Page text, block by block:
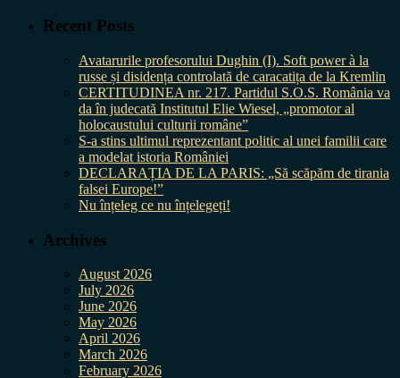
Recent Posts
Avatarurile profesorului Dughin (I). Soft power à la
russe și disidența controlată de caracatița de la Kremlin
CERTITUDINEA nr. 217. Partidul S.O.S. România va
da în judecată Institutul Elie Wiesel, „promotor al
holocaustului culturii române”
S-a stins ultimul reprezentant politic al unei familii care
a modelat istoria României
DECLARAȚIA DE LA PARIS: „Să scăpăm de tirania
falsei Europe!”
Nu înțeleg ce nu înțelegeți!
Archives
August 2026
July 2026
June 2026
May 2026
April 2026
March 2026
February 2026